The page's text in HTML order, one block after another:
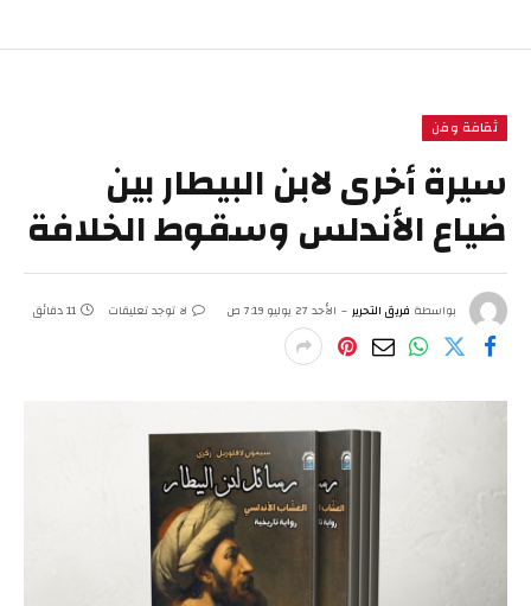
ثقافة وفن
سيرة أخرى لابن البيطار بين
ضياع الأندلس وسقوط الخلافة
بواسطة فريق التحرير الأحد 27 يوليو 7:19 ص لا توجد تعليقات 11 دقائق